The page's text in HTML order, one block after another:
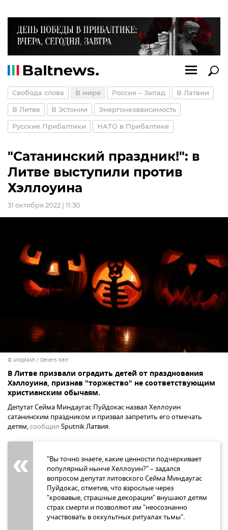
Свобода слова В мире Россия – Запад В Латвии
В Литве В Эстонии Энергонезависимость
Русские Прибалтики НАТО в Прибалтике
"Сатанинский праздник!": в
Литве выступили против
Хэллоуина
31 октября 2022 | 11:30
© unsplash / Devers Kerr
В Литве призвали оградить детей от празднования
Хэллоуина, признав "торжество" не соответствующим
христианским обычаям.
Депутат Сейма Миндаугас Пуйдокас назвал Хеллоуин
сатанинским праздником и призвал запретить его отмечать
детям,сообщил Sputnik Латвия.
"Вы точно знаете, какие ценности подчеркивает
популярный нынче Хеллоуин?" – задался
вопросом депутат литовского Сейма Миндаугас
Пуйдокас, отметив, что взрослые через
"кровавые, страшные декорации" внушают детям
страх смерти и позволяют им "неосознанно
участвовать в оккультных ритуалах тьмы".